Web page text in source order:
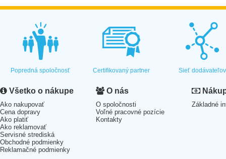
Popredná spoločnosť Certifikovaný partner Sieť dodávateľov
Všetko o nákupe
Ako nakupovať
Cena dopravy
Ako platiť
Ako reklamovať
Servisné strediská
Obchodné podmienky
Reklamačné podmienky
O nás
O spoločnosti
Voľné pracovné pozície
Kontakty
Základné